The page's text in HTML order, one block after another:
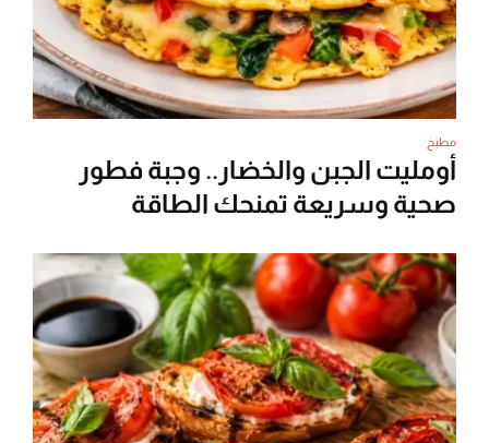
مطبخ
أومليت الجبن والخضار.. وجبة فطور
صحية وسريعة تمنحك الطاقة